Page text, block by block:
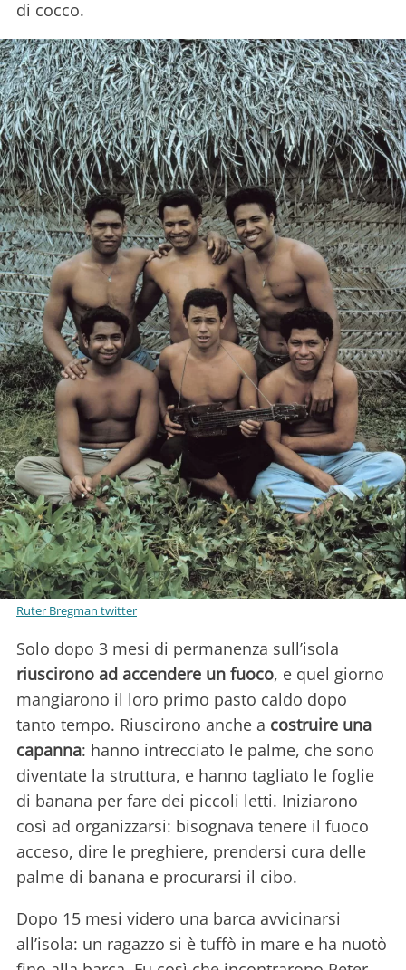
di cocco.
Ruter Bregman twitter
Solo dopo 3 mesi di permanenza sull’isola
riuscirono ad accendere un fuoco, e quel giorno
mangiarono il loro primo pasto caldo dopo
tanto tempo. Riuscirono anche a costruire una
capanna: hanno intrecciato le palme, che sono
diventate la struttura, e hanno tagliato le foglie
di banana per fare dei piccoli letti. Iniziarono
così ad organizzarsi: bisognava tenere il fuoco
acceso, dire le preghiere, prendersi cura delle
palme di banana e procurarsi il cibo.
Dopo 15 mesi videro una barca avvicinarsi
all’isola: un ragazzo si è tuffò in mare e ha nuotò